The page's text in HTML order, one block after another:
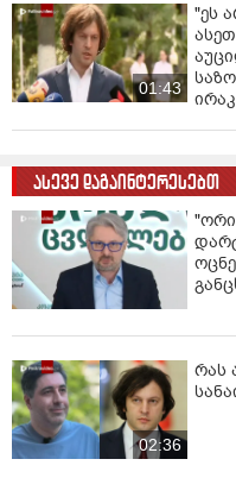
01:43
"ეს
ასევე დაგაინტერესებთ
"ორი
02:36
რას